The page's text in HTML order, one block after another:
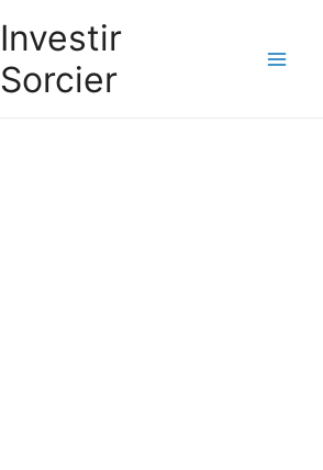
Investir
Sorcier